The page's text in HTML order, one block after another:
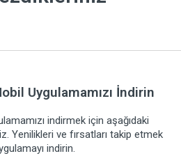
Uygulamamızı İndirin
indirmek için aşağıdaki
Yenilikleri ve fırsatları takip etmek
indirin.